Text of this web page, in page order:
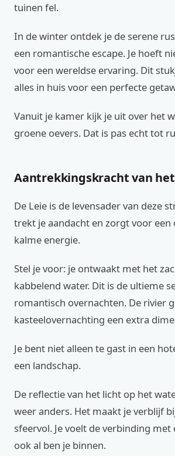
tuinen fel.
In de winter ontdek je de serene
een romantische escape. Je hoeft
voor een wereldse ervaring. Dit
alles in huis voor een perfecte
Vanuit je kamer kijk je uit over het
groene oevers. Dat is pas echt tot
Aantrekkingskracht van
De Leie is de levensader van deze
trekt je aandacht en zorgt voor een
kalme energie.
Stel je voor: je ontwaakt met het
kabbelend water. Dit is de ultieme
romantisch overnachten. De rivier
kasteelovernachting een extra
Je bent niet alleen te gast in een
een landschap.
De reflectie van het licht op het
weer anders. Het maakt je verblijf
sfeervol. Je voelt de verbinding
ook al ben je binnen.